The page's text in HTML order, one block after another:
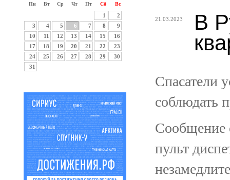
Пн Вт Ср Чт Пт Сб Вс
1
2
3
4 5 6 7 8
9
10
11 12 13 14 15
16
17
18 19 20 21 22
23
24
25 26 27 28 29
30
31
21.03.2023
В
Спасатели
соблюдать
Сообщение
пульт